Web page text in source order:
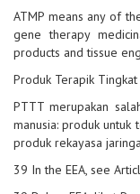
ATMP means any of
gene therapy
products and tissue
Produk Terapik
PTTT merupakan
manusia: produk
produk rekayasa
39 In the EEA, see